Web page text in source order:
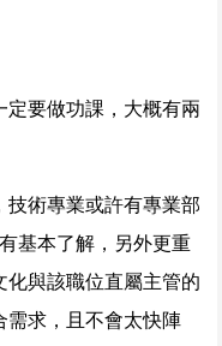
定要做功課，大概有兩
技術專業或許有專業部
基本了解，另外更重
化與該職位直屬主管的
需求，且不會太快陣